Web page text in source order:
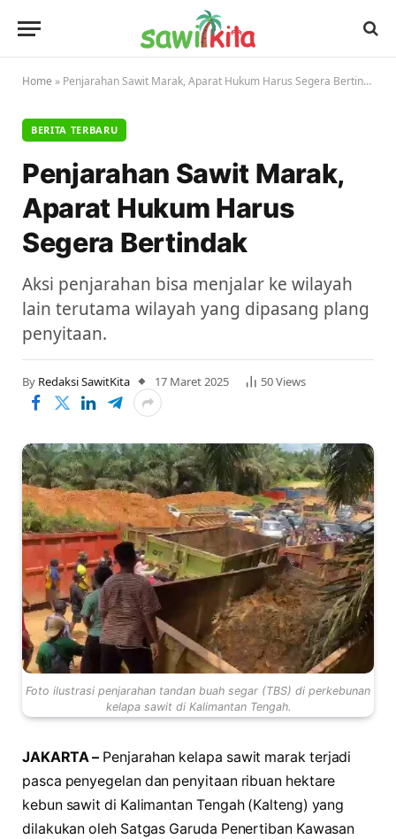
Home » Penjarahan Sawit Marak, Aparat Hukum Harus Segera Bertindak
BERITA TERBARU
Penjarahan Sawit Marak,
Aparat Hukum Harus
Segera Bertindak
Aksi penjarahan bisa menjalar ke wilayah
lain terutama wilayah yang dipasang plang
penyitaan.
By Redaksi SawitKita 17 Maret 2025 50Views
Foto ilustrasi penjarahan tandan buah segar (TBS) di perkebunan
kelapa sawit di Kalimantan Tengah.
JAKARTA – Penjarahan kelapa sawit marak terjadi
pasca penyegelan dan penyitaan ribuan hektare
kebun sawit di Kalimantan Tengah (Kalteng) yang
dilakukan oleh Satgas Garuda Penertiban Kawasan